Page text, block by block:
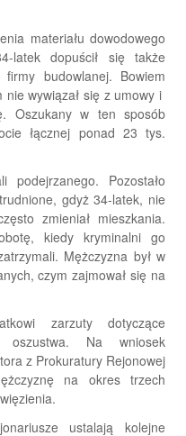
materiału dowodowego
latek dopuścił się także
budowlanej. Bowiem
wywiązał się z umowy i
Oszukany w ten sposób
łącznej ponad 23 tys.
podejrzanego. Pozostało
gdyż 34-latek, nie
zmieniał mieszkania.
kiedy kryminalni go
Mężczyzna był w
czym zajmował się na
zarzuty dotyczące
oszustwa. Na wniosek
z Prokuratury Rejonowej
na okres trzech
ustalają kolejne